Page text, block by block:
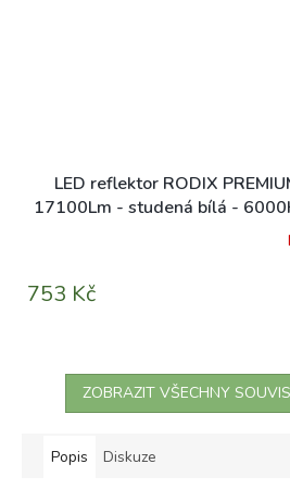
LED reflektor RODIX
17100Lm - studená bílá -
produktu
je
hvězdiček.
753 Kč
ZOBRAZIT VŠECHNY
Popis Diskuze